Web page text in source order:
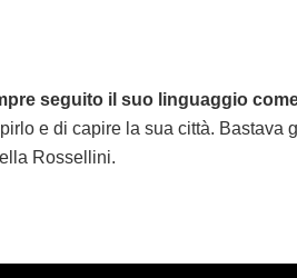
seguito il suo linguaggio
e di capire la sua città. Bastava
Rossellini.